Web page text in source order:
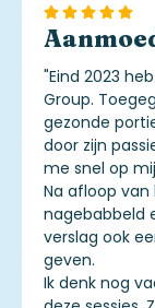
"Eind 2023
Group.
gezonde
door zijn
me snel op
Na afloop
nagebabbeld
verslag ook
geven.
Ik denk nog